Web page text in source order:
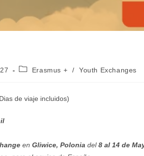
Categoría
entrada:
Erasmus + / Youth Exchanges
de viaje incluidos)
en Gliwice, Polonia del8 al 14 de